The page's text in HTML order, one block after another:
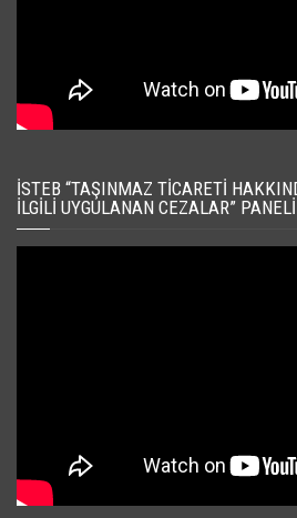
İSTEB “TAŞINMAZ TICARETI
İLGILI UYGULANAN CEZALAR”